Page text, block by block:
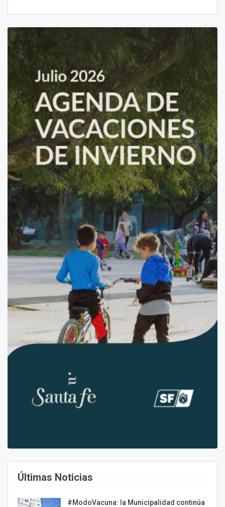
Últimas Noticias
#ModoVacuna: la Municipalidad continúa